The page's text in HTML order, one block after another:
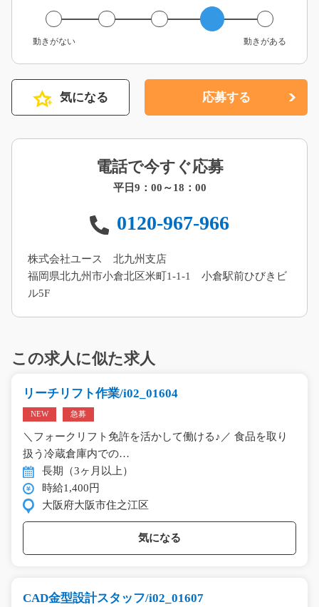
動きがない 動きがある
気になる 応募する
電話で今すぐ応募
平日9：00～18：00
0120-967-966
株式会社ユース 北九州支店
福岡県北九州市小倉北区米町1-1-1 小倉駅前ひびきビ
ル5F
この求人に似た求人
リーチリフト作業/i02_01604
NEW 急募
＼フォークリフト免許を活かして働ける♪／ 食品を取り
扱う冷蔵倉庫内での…
長期（3ヶ月以上）
時給1,400円
大阪府大阪市住之江区
気になる
CAD金型設計スタッフ/i02_01607